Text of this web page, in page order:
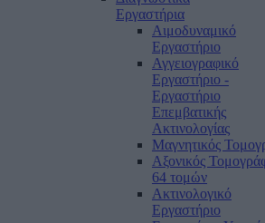
Εργαστήρια
Αιμοδυναμικό
Εργαστήριο
Αγγειογραφικό
Εργαστήριο -
Εργαστήριο
Επεμβατικής
Ακτινολογίας
Μαγνητικός
Αξονικός
64 τομών
Ακτινολογικό
Εργαστήριο